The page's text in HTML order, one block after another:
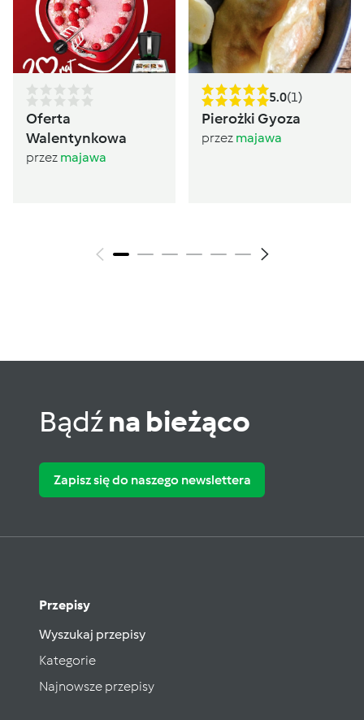
Oferta
Walentynkowa
przez majawa
5.0(1)
Pierożki Gyoza
przez majawa
Bądźna bieżąco
Zapisz się do naszego newslettera
Przepisy
Wyszukaj przepisy
Kategorie
Najnowsze przepisy